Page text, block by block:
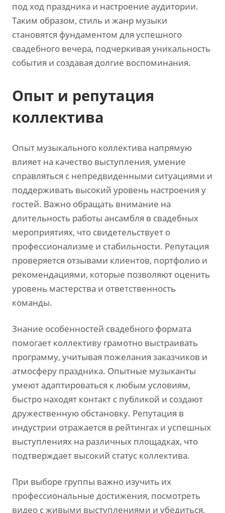
под ход праздника и настроение аудитории.
Таким образом‚ стиль и жанр музыки
становятся фундаментом для успешного
свадебного вечера‚ подчеркивая уникальность
события и создавая долгие воспоминания.
Опыт и репутация
коллектива
Опыт музыкального коллектива напрямую
влияет на качество выступления‚ умение
справляться с непредвиденными ситуациями и
поддерживать высокий уровень настроения у
гостей. Важно обращать внимание на
длительность работы ансамбля в свадебных
мероприятиях‚ что свидетельствует о
профессионализме и стабильности. Репутация
проверяется отзывами клиентов‚ портфолио и
рекомендациями‚ которые позволяют оценить
уровень мастерства и ответственность
команды.
Знание особенностей свадебного формата
помогает коллективу грамотно выстраивать
программу‚ учитывая пожелания заказчиков и
атмосферу праздника. Опытные музыканты
умеют адаптироваться к любым условиям‚
быстро находят контакт с публикой и создают
дружественную обстановку. Репутация в
индустрии отражается в рейтингах и успешных
выступлениях на различных площадках‚ что
подтверждает высокий статус коллектива.
При выборе группы важно изучить их
профессиональные достижения‚ посмотреть
видео с живыми выступлениями и убедиться‚